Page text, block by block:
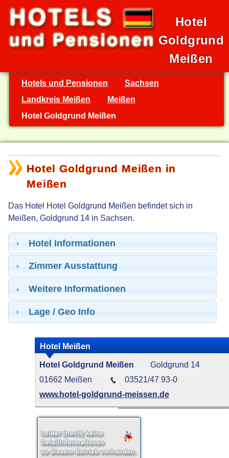
Hotel
Goldgrund
Meißen
Hotels und Pensionen
Sachsen
Landkreis Meißen
Meißen
Hotel Goldgrund Meißen
Hotel Goldgrund Meißen in
Meißen
Das Hotel Hotel Goldgrund Meißen befindet sich in
Meißen, Goldgrund 14 in Sachsen.
Hotel Informationen
Zimmer Ausstattung
Weitere Informationen
Lage / Geo Info
Hotel Meißen
Hotel Goldgrund Meißen
Goldgrund 14
01662 Meißen
03521/47 93-0
www.hotel-goldgrund-meissen.de